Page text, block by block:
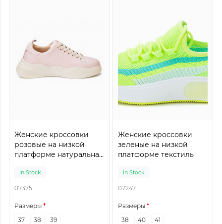
Женские кроссовки
розовые на низкой
платформе натуральная
In Stock
07375
Размеры
37
38 39
Женские кроссовки
зеленые на низкой
платформе текстиль
In Stock
07247
Размеры
38
40 41